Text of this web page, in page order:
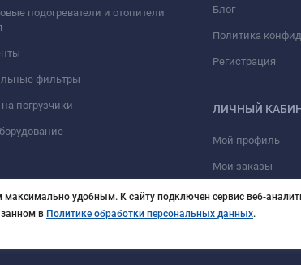
подогреватели и отопители
фильтры
погрузчики
Блог
Политика
Регистрация
ЛИЧНЫЙ
Мой профиль
Мои заказы
удобным. К cайту подключен сервис веб-
в Политике обработки персональных данных.